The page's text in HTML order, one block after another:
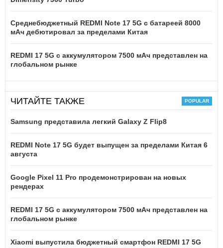
Среднебюджетный REDMI Note 17 5G с батареей 8000
мАч дебютировал за пределами Китая
REDMI 17 5G c аккумулятором 7500 мАч представлен на
глобальном рынке
ЧИТАЙТЕ ТАКЖЕ
Samsung представила легкий Galaxy Z Flip8
REDMI Note 17 5G будет выпущен за пределами Китая 6
августа
Google Pixel 11 Pro продемонстрирован на новых
рендерах
REDMI 17 5G c аккумулятором 7500 мАч представлен на
глобальном рынке
Xiaomi выпустила бюджетный смартфон REDMI 17 5G